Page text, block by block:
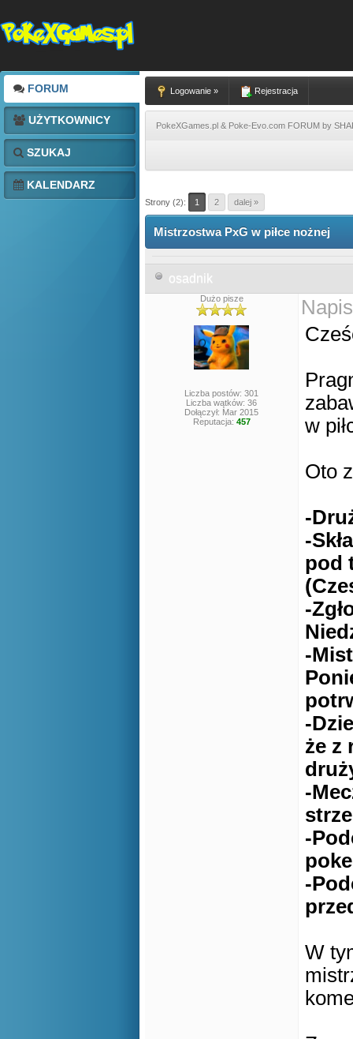
FORUM
UŻYTKOWNICY
SZUKAJ
KALENDARZ
Logowanie » Rejestracja
PokeXGames.pl & Poke-Evo.com FORUM by
Strony (2): 1 2 dalej »
Mistrzostwa PxG w piłce nożnej
osadnik
Dużo pisze
Liczba postów: 301
Liczba wątków: 36
Dołączył: Mar 2015
Reputacja: 457
w
Oto
-
-
pod
-
-
-
że z
-
-
-
W